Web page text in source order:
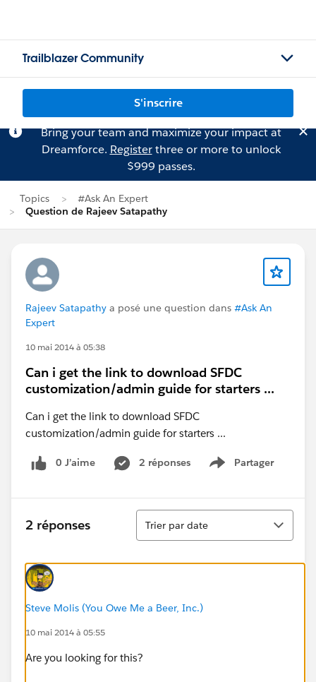
Trailblazer Community
S'inscrire
Bring your team and maximize your impact at
Dreamforce. Registerthree or more to unlock
$999 passes.
Topics
#Ask An Expert
Question de Rajeev Satapathy
Rajeev Satapathy a posé une question dans #Ask An
Expert
10 mai 2014 à 05:38
Can i get the link to download SFDC
customization/admin guide for starters ...
Can i get the link to download SFDC
customization/admin guide for starters ...
0 J’aime 2 réponses Partager
Show menu
2 réponses
Tri
Trier par date
Steve Molis (You Owe Me a Beer, Inc.)
10 mai 2014 à 05:55
Are you looking for this?